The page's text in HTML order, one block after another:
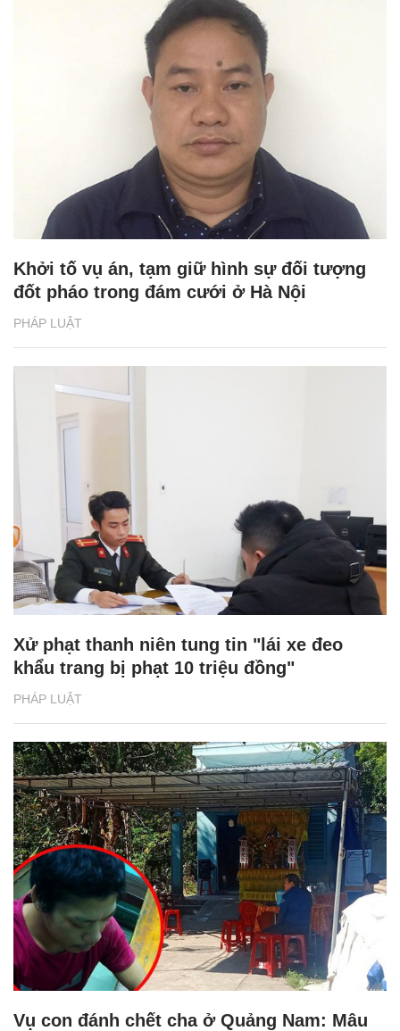
PHÁP LUẬT
Khởi tố vụ án, tạm giữ hình sự đối tượng
đốt pháo trong đám cưới ở Hà Nội
PHÁP LUẬT
Xử phạt thanh niên tung tin "lái xe đeo
khẩu trang bị phạt 10 triệu đồng"
Vụ con đánh chết cha ở Quảng Nam: Mâu